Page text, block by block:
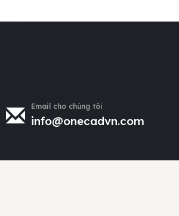
Email cho chúng tôi
info@onecadvn.com